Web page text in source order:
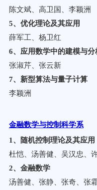
陈文斌、高卫国、李颖洲
5、 优化理论及其应用
薛军工、杨卫红
6、 应用数学中的建模与分
张淑芹、张云新
7、新型算法与量子计算
李颖洲
金融数学与控制科学系
1 、随机控制理论及其应用
杜恺、汤善健、吴汉忠、
2、金融数学
汤善健、张静、张奇、张